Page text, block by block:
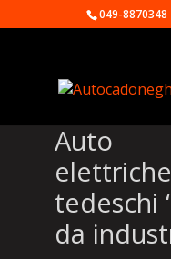
049-8870348
Auto
tedeschi
da